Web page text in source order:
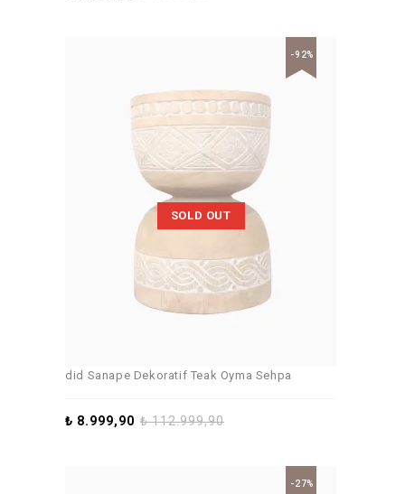
SOLD OUT
-92%
did Sanape Dekoratif Teak Oyma Sehpa
₺112.999,90
₺ 8.999,90
-27%